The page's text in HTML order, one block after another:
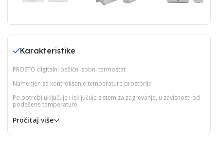
Karakteristike
PROSTO digitalni bežični sobni termostat
Namenjen za kontrolisanje temperature prostorija
Po potrebi uključuje i isključuje sistem za zagrevanje, u zavisnosti od
podešene temperature
Pročitaj više